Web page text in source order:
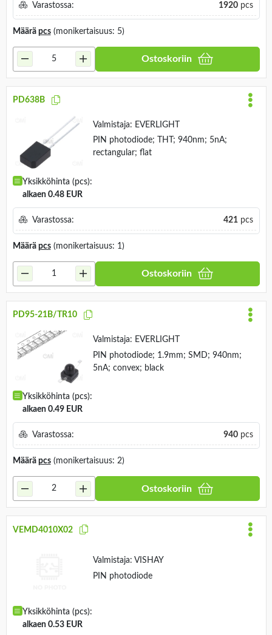
Varastossa: 1920pcs
Määrä pcs(monikertaisuus: 5)
Ostoskoriin
PD638B
Valmistaja: EVERLIGHT
PIN photodiode; THT; 940nm; 5nA;
rectangular; flat
Yksikköhinta (pcs):
alkaen 0.48 EUR
Varastossa: 421pcs
Määrä pcs(monikertaisuus: 1)
Ostoskoriin
PD95-21B/TR10
Valmistaja: EVERLIGHT
PIN photodiode; 1.9mm; SMD; 940nm;
5nA; convex; black
Yksikköhinta (pcs):
alkaen 0.49 EUR
Varastossa: 940pcs
Määrä pcs(monikertaisuus: 2)
Ostoskoriin
VEMD4010X02
Valmistaja: VISHAY
PIN photodiode
Yksikköhinta (pcs):
alkaen 0.53 EUR